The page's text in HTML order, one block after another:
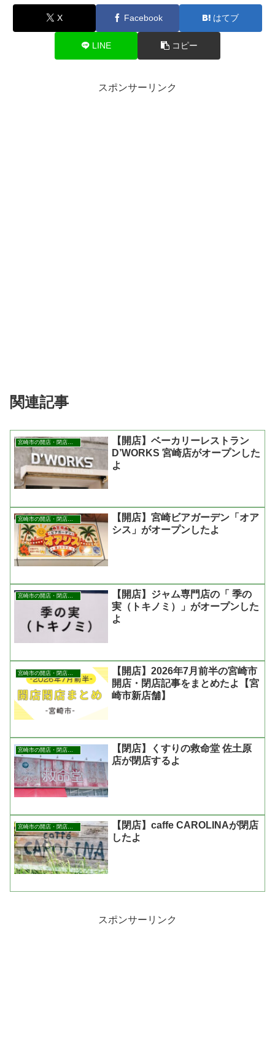
X Facebook はてブ
LINE コピー
スポンサーリンク
関連記事
【開店】ベーカリーレストラン
D’WORKS 宮崎店がオープンした
よ
宮崎市の開店・閉店まとめ
【開店】宮崎ビアガーデン「オア
シス」がオープンしたよ
宮崎市の開店・閉店まとめ
【開店】ジャム専門店の「 季の
実（トキノミ）」がオープンした
よ
【開店】2026年7月前半の宮崎市
開店・閉店記事をまとめたよ【宮
崎市新店舗】
【閉店】くすりの救命堂 佐土原
店が閉店するよ
宮崎市の開店・閉店まとめ
【閉店】caffe CAROLINAが閉店
したよ
スポンサーリンク